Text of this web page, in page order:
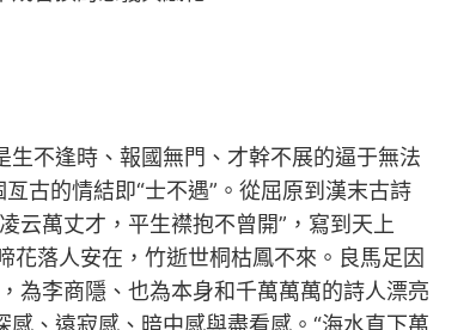
不逢時、報國無門、才幹不展的逼于無法
古的情結即“士不遇”。從屈原到漢末古詩
云萬丈才，平生襟抱不曾開”，寫到天上
花落人安在，竹逝世桐枯鳳不來。良馬足因
為李商隱、也為本身和千萬萬萬的詩人漂亮
、遠寂感、暗中感與盡看感。“海水直下萬